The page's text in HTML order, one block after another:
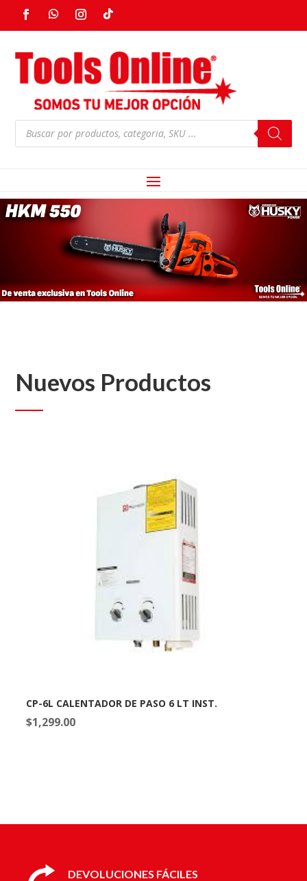
Products
search
Nuevos Productos
CP-6L CALENTADOR DE PASO 6 LT INST.
$1,299.00
DEVOLUCIONES FÁCILES